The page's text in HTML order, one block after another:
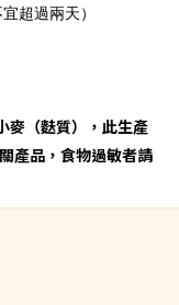
超過兩天）
麥（麩質），此生產
產品，食物過敏者請